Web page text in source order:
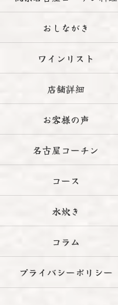
おしながき
ワインリスト
店舗詳細
お客様の声
名古屋コーチン
コース
水炊き
コラム
プライバシーポリシー